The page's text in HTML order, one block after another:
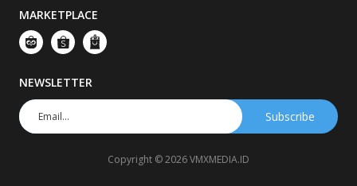
MARKETPLACE
NEWSLETTER
Copyright © 2026 VMXMEDIA.ID